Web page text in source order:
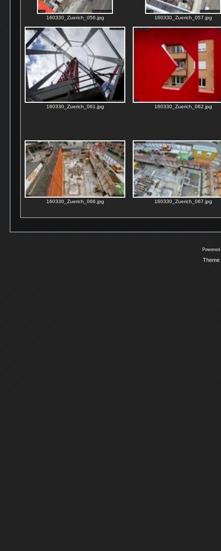
160330_Zuerich_056.jpg 160330_Zuerich_057.jpg
160330_Zuerich_061.jpg 160330_Zuerich_062.jpg
160330_Zuerich_066.jpg 160330_Zuerich_067.jpg
Theme